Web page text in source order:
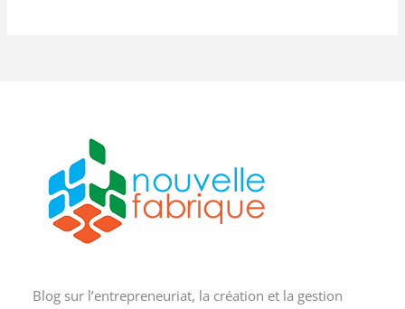
Blog sur l’entrepreneuriat, la création et la gestion